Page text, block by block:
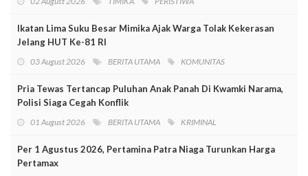
Ikatan Lima Suku Besar Mimika Ajak Warga Tolak Kekerasan
Jelang HUT Ke-81 RI
03 August 2026 BERITA UTAMA KOMUNITAS
Pria Tewas Tertancap Puluhan Anak Panah Di Kwamki Narama,
Polisi Siaga Cegah Konflik
01 August 2026 BERITA UTAMA KRIMINAL
Per 1 Agustus 2026, Pertamina Patra Niaga Turunkan Harga
Pertamax